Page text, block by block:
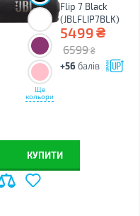
Ще
кольори
Flip 7 Black
(JBLFLIP7BLK)
5499₴
6599 ₴
+56 балів
КУПИТИ